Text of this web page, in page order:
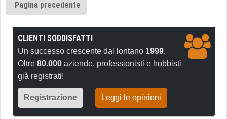
Pagina precedente
CLIENTI SODDISFATTI
Un successo crescente dal lontano 1999.
Oltre 80.000 aziende, professionisti e hobbisti
già registrati!
Registrazione Leggi le opinioni